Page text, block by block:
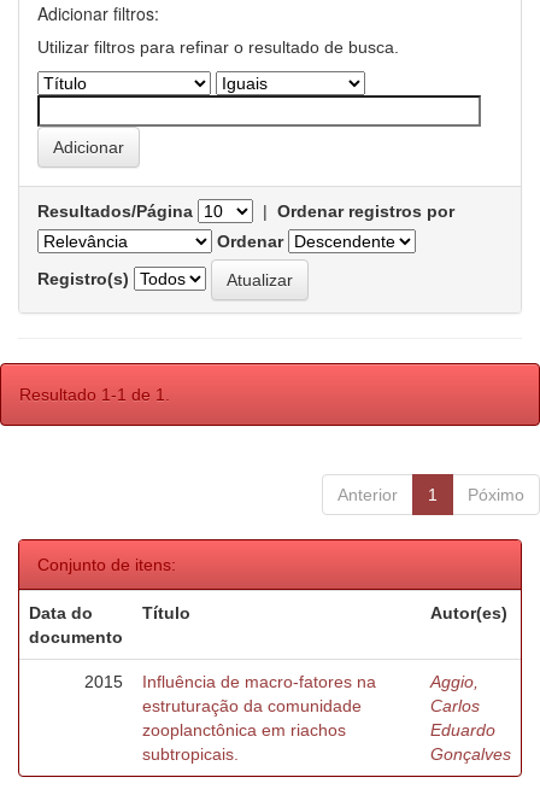
Adicionar filtros:
Utilizar filtros para refinar o resultado de busca.
Resultados/Página | Ordenar registros por
Ordenar
Registro(s)
Resultado 1-1 de 1.
Anterior 1 Póximo
Conjunto de itens:
Data do
documento
Título Autor(es)
2015
Influência de macro-fatores na
estruturação da comunidade
zooplanctônica em riachos
subtropicais.
Aggio,
Carlos
Eduardo
Gonçalves